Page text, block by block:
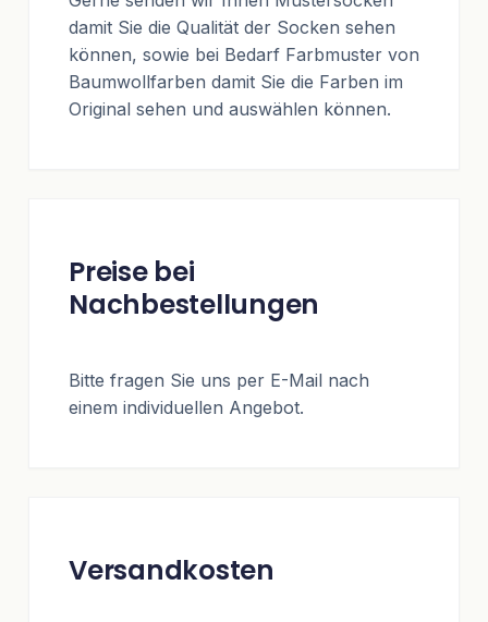
damit Sie die Qualität der Socken sehen
können, sowie bei Bedarf Farbmuster von
Baumwollfarben damit Sie die Farben im
Original sehen und auswählen können.
Preise bei
Nachbestellungen
Bitte fragen Sie uns per E-Mail nach
einem individuellen Angebot.
Versandkosten